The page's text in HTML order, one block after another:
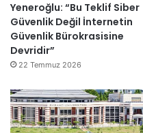
Yeneroğlu: “Bu Teklif Siber
Güvenlik Değil İnternetin
Güvenlik Bürokrasisine
Devridir”
22 Temmuz 2026